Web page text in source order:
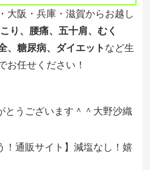
大阪・兵庫・滋賀からお越し
り、腰痛、五十肩、むく
、糖尿病、ダイエット など生
お任せください！
とうございます＾＾大野沙織
！通販サイト】減塩なし！嬉